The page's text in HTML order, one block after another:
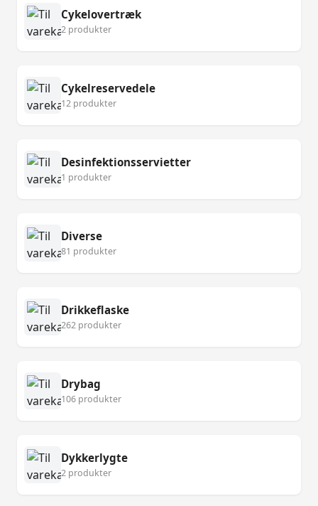
Cykelovertræk
2 produkter
Cykelreservedele
12 produkter
Desinfektionsservietter
1 produkter
Diverse
81 produkter
Drikkeflaske
262 produkter
Drybag
106 produkter
Dykkerlygte
2 produkter